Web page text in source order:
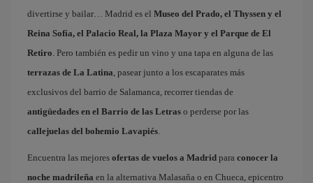
divertirse y bailar… Madrid es el Museo del Prado, el Thyssen y el
Reina Sofía, el Palacio Real, la Plaza Mayor y el Parque de El
Retiro. Pero también es pedir un vino y una tapa en alguna de las
terrazas de La Latina, pasear junto a los escaparates más
exclusivos del barrio de Salamanca, recorrer tiendas de
antigüedades en el Barrio de las Letras o perderse por las
callejuelas del bohemio Lavapiés.
Encuentra las mejores ofertas de vuelos a Madrid para conocer la
noche madrileña en la alternativa Malasaña o en Chueca, epicentro